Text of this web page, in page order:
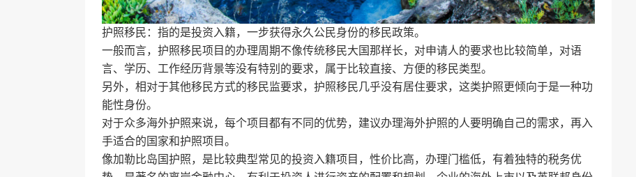
护照移民：指的是投资入籍，一步获得永久公民身份的移民政策。
一般而言，护照移民项目的办理周期不像传统移民大国那样长，对申请人的要求也比较简单，对语
言、学历、工作经历背景等没有特别的要求，属于比较直接、方便的移民类型。
另外，相对于其他移民方式的移民监要求，护照移民几乎没有居住要求，这类护照更倾向于是一种功
能性身份。
对于众多海外护照来说，每个项目都有不同的优势，建议办理海外护照的人要明确自己的需求，再入
手适合的国家和护照项目。
像加勒比岛国护照，是比较典型常见的投资入籍项目，性价比高，办理门槛低，有着独特的税务优